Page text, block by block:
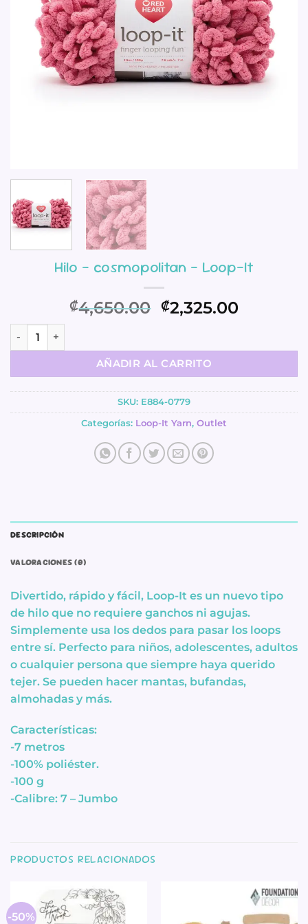
Hilo – cosmopolitan – Loop-It
₡4,650.00 El
precio
era:
.
₡4,650.00
₡2,325.00El
es:
Hilo – cosmopolitan – Loop-It cantidad
AÑADIR AL CARRITO
SKU: E884-0779
Categorías: Loop-It Yarn, Outlet
DESCRIPCIÓN
VALORACIONES (0)
Divertido, rápido y fácil, Loop-It es un nuevo tipo
de hilo que no requiere ganchos ni agujas.
Simplemente usa los dedos para pasar los loops
entre sí. Perfecto para niños, adolescentes, adultos
o cualquier persona que siempre haya querido
tejer. Se pueden hacer mantas, bufandas,
almohadas y más.
Características:
-7 metros
-100% poliéster.
-100 g
-Calibre: 7 – Jumbo
PRODUCTOS RELACIONADOS
-50%